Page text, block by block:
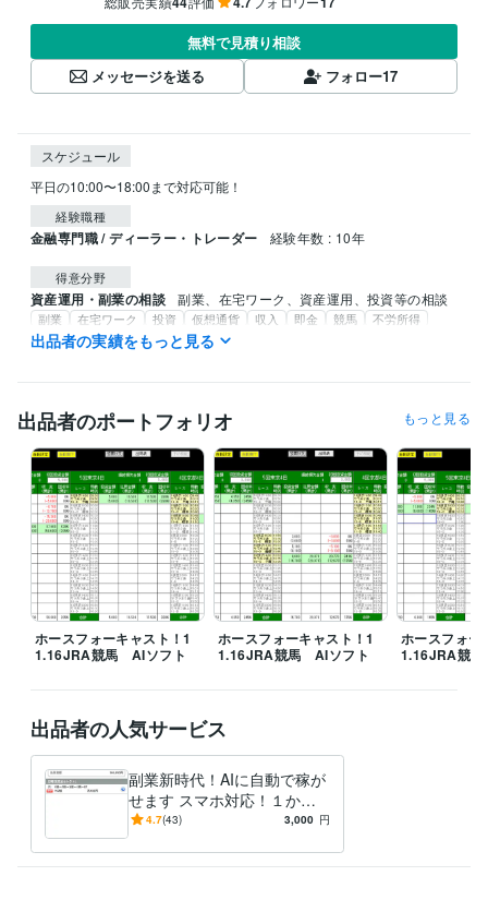
無料で見積り相談
メッセージを送る
フォロー17
スケジュール
平日の10:00〜18:00まで対応可能！
経験職種
金融専門職 / ディーラー・トレーダー 経験年数 : 10年
得意分野
資産運用・副業の相談 副業、在宅ワーク、資産運用、投資等の相談
副業 在宅ワーク 投資 仮想通貨 収入 即金 競馬
不労所得
AIソフト
出品者の実績をもっと見る
出品者のポートフォリオ もっと見る
ホースフォーキャスト！1
1.16JRA競馬 AIソフト
ホースフォーキャスト！1
1.16JRA競馬 AIソフト
ホースフォー
1.16JRA競
出品者の人気サービス
副業新時代！AIに自動で稼が
せます スマホ対応！１か月
（４週）プラン創設
4.7(43) 3,000 円